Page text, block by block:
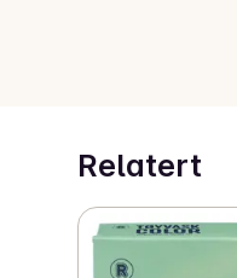
Relatert